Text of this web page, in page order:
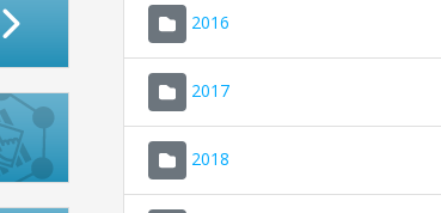
2016
2017
2018